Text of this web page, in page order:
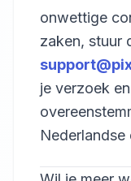
onwettige
zaken, stuur
je verzoek
Nederlandse